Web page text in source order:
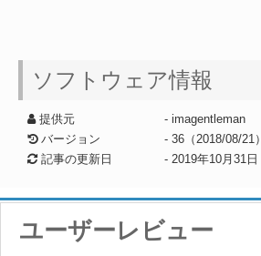
ソフトウェア情報
提供元
- imagentleman
バージョン
- 36（2018/08/21）
記事の更新日
- 2019年10月31日
ユーザーレビュー